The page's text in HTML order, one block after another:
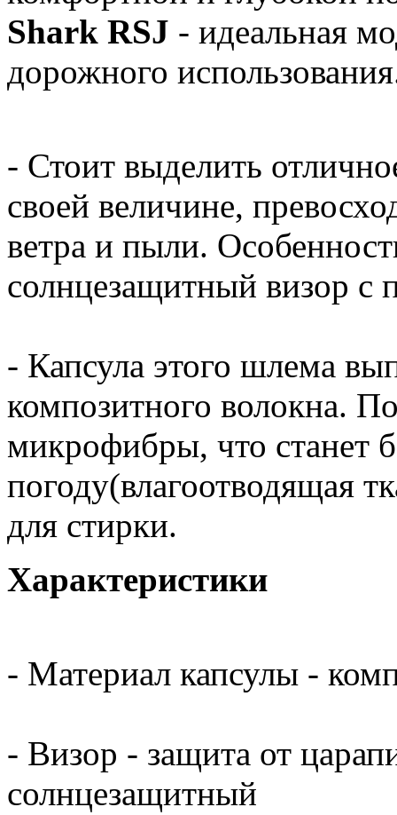
Shark RSJ - идеальная
дорожного
- Стоит выделить
своей величине,
ветра и пыли.
солнцезащитный визор с
- Капсула этого шлема
композитного волокна.
микрофибры, что
погоду(влагоотводящая
для стирки.
Характеристики
- Материал капсулы -
- Визор - защита от
солнцезащитный